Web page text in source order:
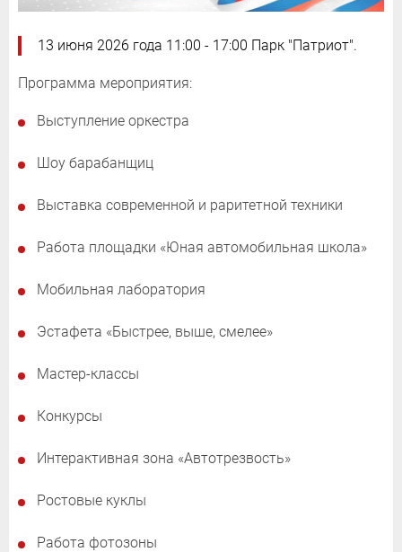
13 июня 2026 года 11:00 - 17:00 Парк "Патриот".
Программа мероприятия:
Выступление оркестра
Шоу барабанщиц
Выставка современной и раритетной техники
Работа площадки «Юная автомобильная школа»
Мобильная лаборатория
Эстафета «Быстрее, выше, смелее»
Мастер-классы
Конкурсы
Интерактивная зона «Автотрезвость»
Ростовые куклы
Работа фотозоны